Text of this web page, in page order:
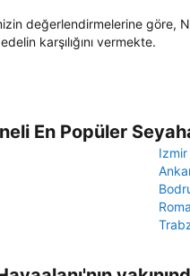
değerlendirmelerine göre,
karşılığını vermekte.
En Popüler
Izmir
Roma